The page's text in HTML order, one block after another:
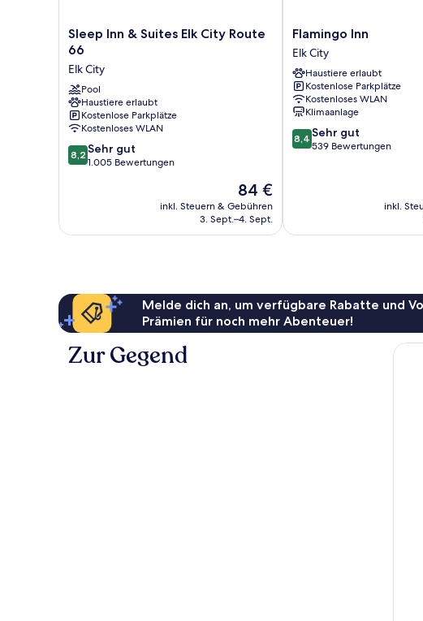
Sleep
Inn
Suites
Elk
City
Route
66
Elk
City
Sleep Inn & Suites Elk City Route
66
Elk City
Pool
Haustiere erlaubt
Kostenlose Parkplätze
Kostenloses WLAN
8.2
von
Bewertungen
8,2 Sehr gut
1.005 Bewertungen
Der
Preis
beträgt
84 €
inkl. Steuern & Gebühren
3. Sept.–4. Sept.
Flamingo
Inn
Elk
City
Flamingo Inn
Elk City
Haustiere erlaubt
Kostenlose Parkplätze
Kostenloses WLAN
Klimaanlage
8.4
von
8,4 Sehr gut
539 Bewertungen
inkl.
Melde dich an, um verfügbare Rabatte und
Prämien für noch mehr Abenteuer!
Zur Gegend